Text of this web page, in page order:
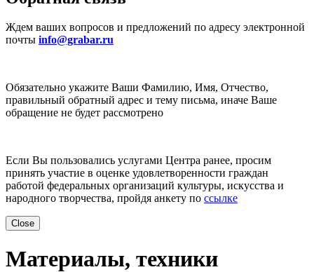
Ждем ваших вопросов и предложений по адресу электронной
почты info@grabar.ru
Обязательно укажите Ваши Фамилию, Имя, Отчество,
правильный обратный адрес и тему письма, иначе Ваше
обращение не будет рассмотрено
Если Вы пользовались услугами Центра ранее, просим
принять участие в оценке удовлетворенности граждан
работой федеральных организаций культуры, искусства и
народного творчества, пройдя анкету по ссылке
Close
Материалы, техники